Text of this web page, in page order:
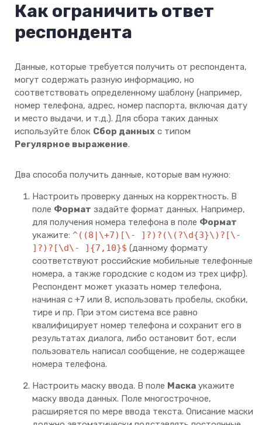
Как ограничить ответ
респондента
Данные, которые требуется получить от респондента,
могут содержать разную информацию, но
соответствовать определенному шаблону (например,
номер телефона, адрес, номер паспорта, включая дату
и место выдачи, и т.д.). Для сбора таких данных
используйте блок Сбор данных с типом
Регулярное выражение.
Два способа получить данные, которые вам нужно:
Настроить проверку данных на корректность. В
поле Формат задайте формат данных. Например,
для получения номера телефона в поле Формат
укажите: ^((8|\+7)[\- ]?)?(\(?\d{3}\)?[\-
]?)?[\d\- ]{7,10}$ (данному формату
соответствуют российские мобильные телефонные
номера, а также городские с кодом из трех цифр).
Респондент может указать номер телефона,
начиная с +7 или 8, использовать пробелы, скобки,
тире и пр. При этом cистема все равно
квалифицирует номер телефона и сохранит его в
результатах диалога, либо остановит бот, если
пользователь написал сообщение, не содержащее
номера телефона.
Настроить маску ввода. В поле Маска укажите
маску ввода данных. Поле многострочное,
расширяется по мере ввода текста. Описание маски